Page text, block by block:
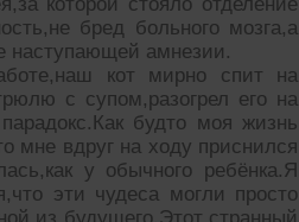
бред больного мозга,а
наступающей амнезии.
кот мирно спит на
с супом,разогрел его на
будто моя жизнь
мне вдруг на ходу приснился
у обычного ребёнка.Я
эти чудеса могли просто
из будущего.Этот странный